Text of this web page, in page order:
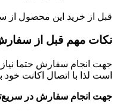
قبل از خرید این محصول از
نکات مهم قبل از
جهت انجام سفارش حتما
است لذا با اتصال اکانت
جهت انجام سفارش در